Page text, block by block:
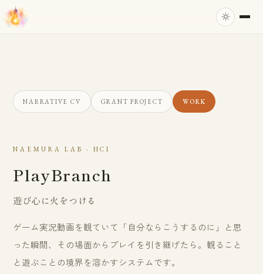
NARRATIVE CV GRANT PROJECT WORK
NAEMURA LAB · HCI
PlayBranch
遊び心に火をつける
ゲーム実況動画を観ていて「自分ならこうするのに」と思
った瞬間、その場面からプレイを引き継げたら。観ること
と遊ぶことの境界を溶かすシステムです。